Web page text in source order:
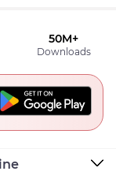
50M+
Downloads